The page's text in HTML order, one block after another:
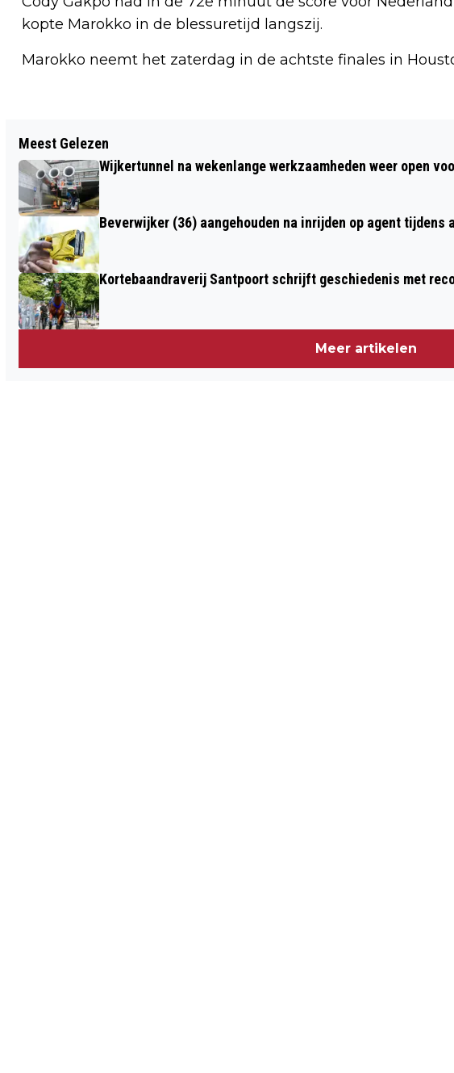
kopte Marokko in de blessuretijd langszij.
Marokko neemt het zaterdag in de achtste finales in
REGEN KAN GEZELLIGHEID VAN
HAVENFESTIVAL IJMUIDEN NIET
VERPESTEN
DEUREN
Meest Gelezen
Wijkertunnel na wekenlange werkzaamheden weer open
Beverwijker (36) aangehouden na inrijden op agent tijdens
Kortebaandraverij Santpoort schrijft geschiedenis met
Meer artikelen